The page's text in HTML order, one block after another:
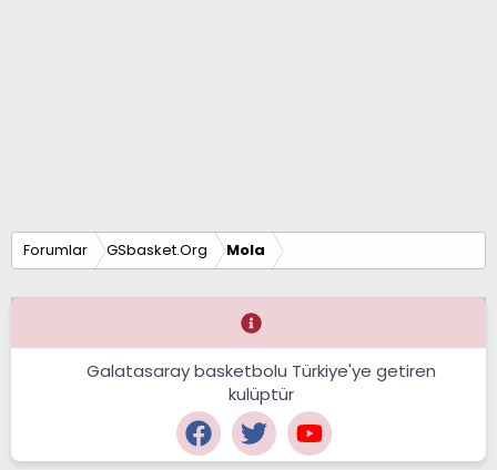
Forumlar GSbasket.Org Mola
Galatasaray basketbolu Türkiye'ye getiren
kulüptür